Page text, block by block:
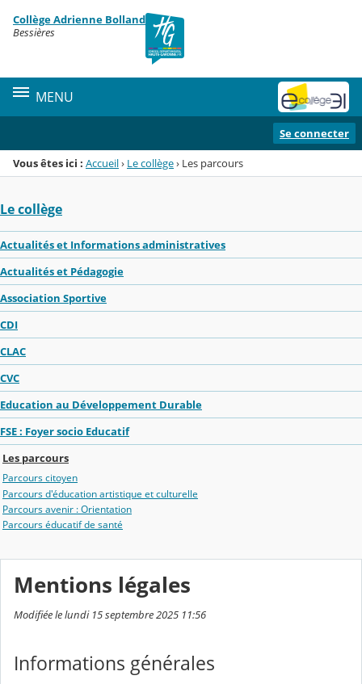
Menu de la rubrique
Contenu
Collège Adrienne Bolland
Bessières
MENU
Se connecter
Vous êtes ici : Accueil› Le collège› Les parcours
Le collège
Actualités et Informations administratives
Actualités et Pédagogie
Association Sportive
CDI
CLAC
CVC
Education au Développement Durable
FSE : Foyer socio Educatif
Les parcours
Parcours citoyen
Parcours d'éducation artistique et culturelle
Parcours avenir : Orientation
Parcours éducatif de santé
Mentions légales
Modifiée le lundi 15 septembre 2025 11:56
Informations générales